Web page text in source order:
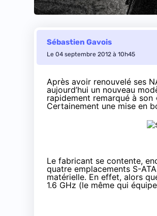
Sébastien Gavois
Le 04 septembre 2012 à 10h45
Après avoir renouvelé ses
aujourd’hui un nouveau
rapidement remarqué à son
Certainement une mise en
Le fabricant se contente,
quatre emplacements S-
matérielle. En effet, alors
1.6 GHz (le même qui